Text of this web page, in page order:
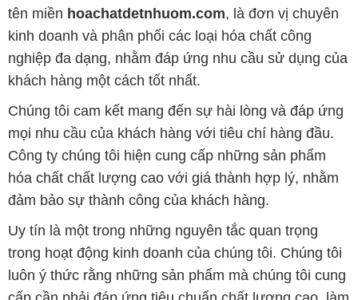
tên miền hoachatdetnhuom.com, là đơn vị chuyên
kinh doanh và phân phối các loại hóa chất công
nghiệp đa dạng, nhằm đáp ứng nhu cầu sử dụng của
khách hàng một cách tốt nhất.
Chúng tôi cam kết mang đến sự hài lòng và đáp ứng
mọi nhu cầu của khách hàng với tiêu chí hàng đầu.
Công ty chúng tôi hiện cung cấp những sản phẩm
hóa chất chất lượng cao với giá thành hợp lý, nhằm
đảm bảo sự thành công của khách hàng.
Uy tín là một trong những nguyên tắc quan trọng
trong hoạt động kinh doanh của chúng tôi. Chúng tôi
luôn ý thức rằng những sản phẩm mà chúng tôi cung